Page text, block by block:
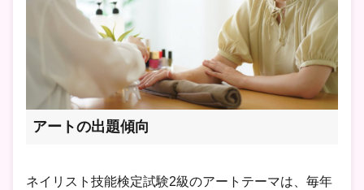
アートの出題傾向
ネイリスト技能検定試験2級のアートテーマは、毎年